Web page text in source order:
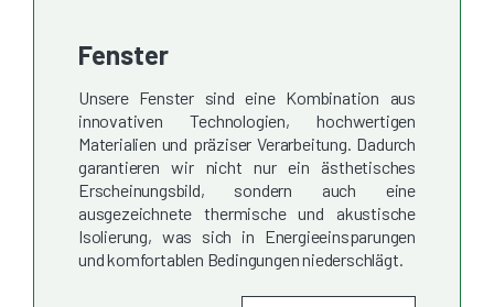
Fenster
Unsere Fenster sind eine Kombination aus
innovativen Technologien, hochwertigen
Materialien und präziser Verarbeitung. Dadurch
garantieren wir nicht nur ein ästhetisches
Erscheinungsbild, sondern auch eine
ausgezeichnete thermische und akustische
Isolierung, was sich in Energieeinsparungen
und komfortablen Bedingungen niederschlägt.